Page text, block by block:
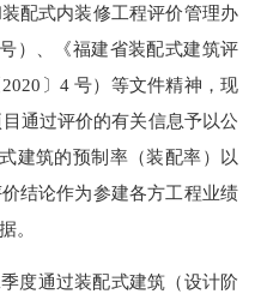
式内装修工程评价管理办
）、《福建省装配式建筑评
〕4 号）等文件精神，现
通过评价的有关信息予以公
建筑的预制率（装配率）以
结论作为参建各方工程业绩
。
通过装配式建筑（设计阶